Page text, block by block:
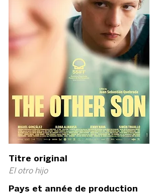
Titre original
El otro hijo
Pays et année de production